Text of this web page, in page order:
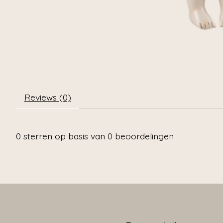
Reviews (0)
0 sterren op basis van 0 beoordelingen